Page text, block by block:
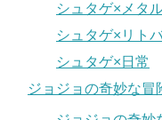
シュタゲ×メタ
シュタゲ×リト
シュタゲ×日常
ジョジョの奇妙な冒